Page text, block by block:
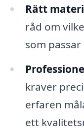
Rätt
råd om
som
kräver
erfaren
ett